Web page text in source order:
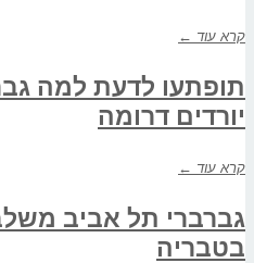
קרא עוד ←
תופתעו לדעת למה
יורדים דרומה
קרא עוד ←
גברברי תל אביב
בטבריה